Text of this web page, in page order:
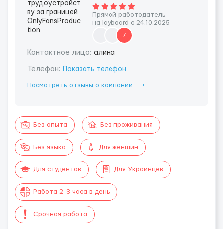
Прямой работодатель
на layboard с 24.10.2025
7
Контактное лицо: алина
Телефон: Показать телефон
Посмотреть отзывы о компании ⟶
Без опыта Без проживания
Без языка Для женщин
Для студентов Для Украинцев
Работа 2-3 часа в день
Срочная работа